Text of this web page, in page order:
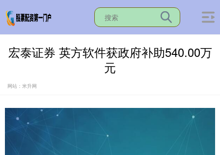
宏泰证券 英方软件获政府补助540.00万
元
网站：米升网